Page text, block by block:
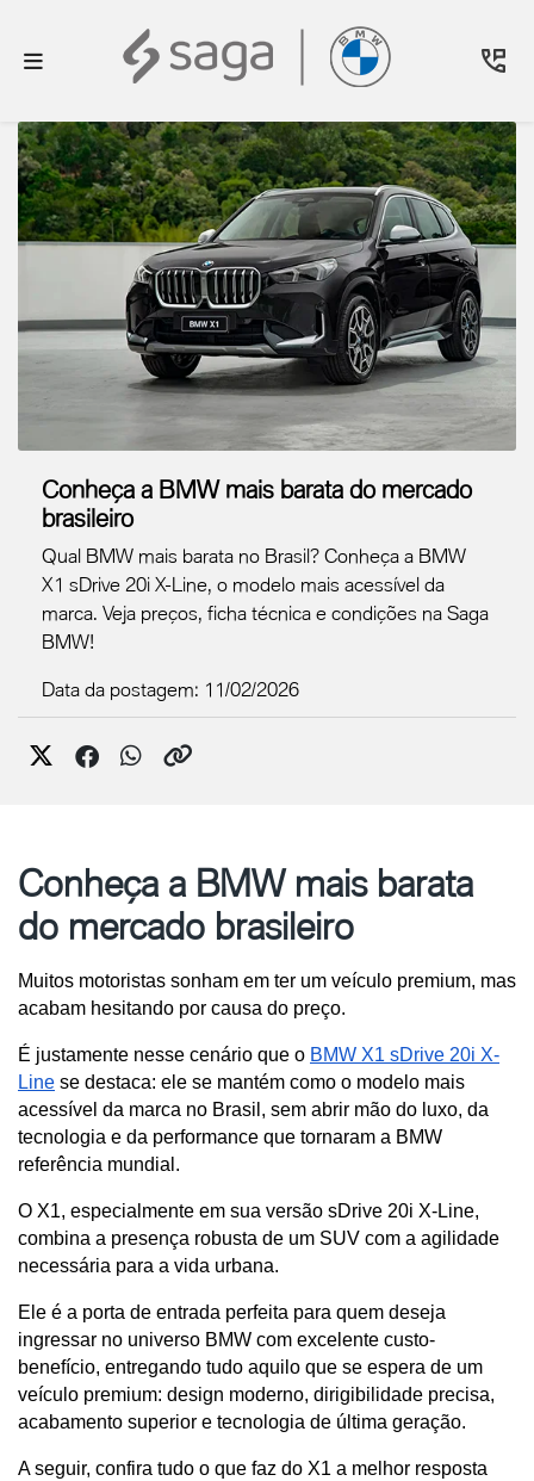
Conheça a BMW mais barata do mercado
brasileiro
Qual BMW mais barata no Brasil? Conheça a BMW
X1 sDrive 20i X-Line, o modelo mais acessível da
marca. Veja preços, ficha técnica e condições na Saga
BMW!
Data da postagem: 11/02/2026
Conheça a BMW mais barata
do mercado brasileiro
Muitos motoristas sonham em ter um veículo premium, mas
acabam hesitando por causa do preço.
É justamente nesse cenário que o BMW X1 sDrive 20i X-
Line se destaca: ele se mantém como o modelo mais
acessível da marca no Brasil, sem abrir mão do luxo, da
tecnologia e da performance que tornaram a BMW
referência mundial.
O X1, especialmente em sua versão sDrive 20i X-Line,
combina a presença robusta de um SUV com a agilidade
necessária para a vida urbana.
Ele é a porta de entrada perfeita para quem deseja
ingressar no universo BMW com excelente custo-
benefício, entregando tudo aquilo que se espera de um
veículo premium: design moderno, dirigibilidade precisa,
acabamento superior e tecnologia de última geração.
A seguir, confira tudo o que faz do X1 a melhor resposta